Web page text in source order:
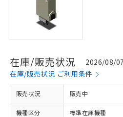
在庫/販売状況
2026/08/
在庫/販売状況 ご利用条件
販売状況 販売中
機種区分 標準在庫機種